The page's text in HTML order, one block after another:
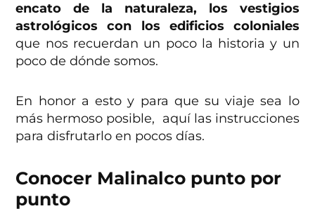
encato de la naturaleza, los vestigios
astrológicos con los edificios coloniales
que nos recuerdan un poco la historia y un
poco de dónde somos.
En honor a esto y para que su viaje sea lo
más hermoso posible, aquí las instrucciones
para disfrutarlo en pocos días.
Conocer Malinalco punto por
punto